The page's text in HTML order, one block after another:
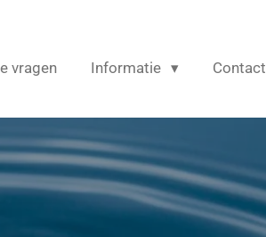
vragen Informatie Contact